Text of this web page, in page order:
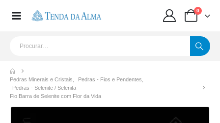
0
Pedras Minerais e Cristais Pedras - Fios e Pendentes
Pedras - Selenite / Selenita
Fio Barra de Selenite com Flor da Vida